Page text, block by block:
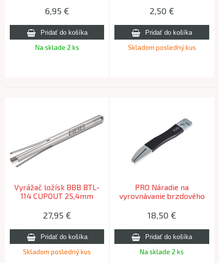
6,95 €
Na sklade 2 ks
2,50 €
Skladom posledný kus
Vyrážač ložísk BBB BTL-
114 CUPOUT 25,4mm
27,95 €
Skladom posledný kus
PRO Náradie na
vyrovnávanie brzdového
18,50 €
Na sklade 2 ks